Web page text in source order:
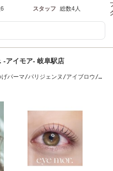
スタッフ 総数4人
-アイモア- 岐阜駅店
パーマ/パリジェンヌ/アイブロウ/美